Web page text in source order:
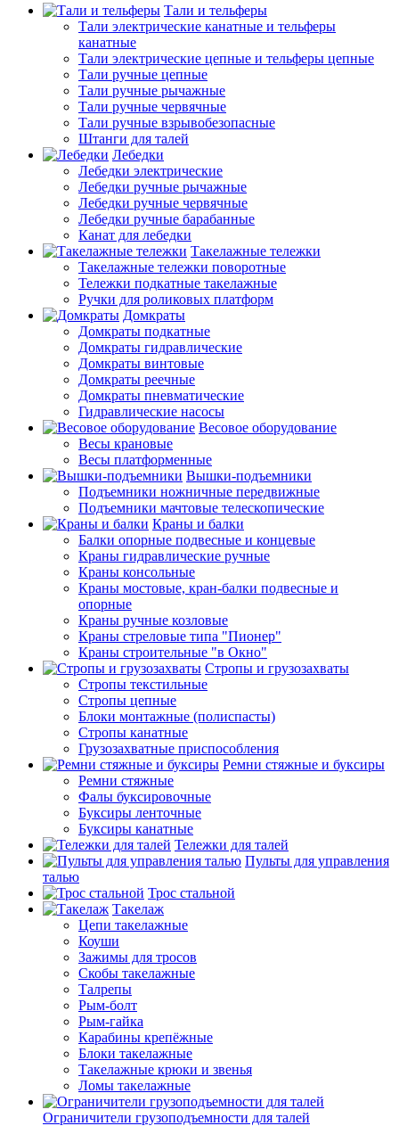
Тали и тельферы
Тали электрические канатные и тельферы
канатные
Тали электрические цепные и тельферы цепные
Тали ручные цепные
Тали ручные рычажные
Тали ручные червячные
Тали ручные взрывобезопасные
Штанги для талей
Лебедки
Лебедки электрические
Лебедки ручные рычажные
Лебедки ручные червячные
Лебедки ручные барабанные
Канат для лебедки
Такелажные тележки
Такелажные тележки поворотные
Тележки подкатные такелажные
Ручки для роликовых платформ
Домкраты
Домкраты подкатные
Домкраты гидравлические
Домкраты винтовые
Домкраты реечные
Домкраты пневматические
Гидравлические насосы
Весовое оборудование
Весы крановые
Весы платформенные
Вышки-подъемники
Подъемники ножничные передвижные
Подъемники мачтовые телескопические
Краны и балки
Балки опорные подвесные и концевые
Краны гидравлические ручные
Краны консольные
Краны мостовые, кран-балки подвесные и
опорные
Краны ручные козловые
Краны стреловые типа "Пионер"
Краны строительные "в Окно"
Стропы и грузозахваты
Стропы текстильные
Стропы цепные
Блоки монтажные (полиспасты)
Стропы канатные
Грузозахватные приспособления
Ремни стяжные и буксиры
Ремни стяжные
Фалы буксировочные
Буксиры ленточные
Буксиры канатные
Тележки для талей
Пульты для управления
талью
Трос стальной
Такелаж
Цепи такелажные
Коуши
Зажимы для тросов
Скобы такелажные
Талрепы
Рым-болт
Рым-гайка
Карабины крепёжные
Блоки такелажные
Такелажные крюки и звенья
Ломы такелажные
Ограничители грузоподъемности для талей